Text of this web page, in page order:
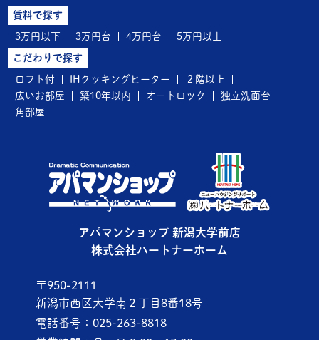
アパマンショップ 新潟大学前店
株式会社ハートナーホーム
〒950-2111
新潟市西区大学南２丁目8番18号
電話番号：025-263-8818
賃料で探す
3万円以下 3万円台 4万円台 5万円以上
こだわりで探す
ロフト付 IHクッキングヒーター
２階以上
広いお部屋
築10年以内 オートロック
独立洗面台
角部屋